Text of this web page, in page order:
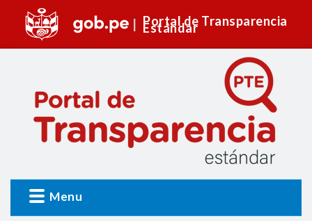
Portal de Transparencia
Estándar
Menu